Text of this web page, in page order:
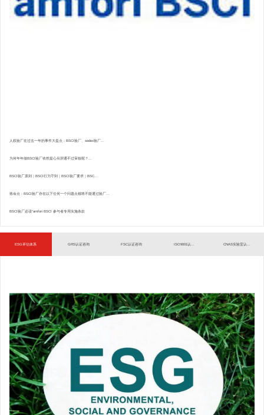
人权验厂在过去一年的事件大盘点：BSCI验厂、sedex验厂...
为何年年做BSCI验厂依然提心吊胆通不过审核呢？...
BSCI验厂原则｜BSCI行为守则｜BSCI验厂要求｜BSC...
致命点：BSCI验厂存在以下任何一个问题点都将不能通过验厂...
BSCI验厂必读”amfori BSCI 参与者专用实施条款
ESG评估体系 GRS认证咨询 FSC认证咨询 ISO9001认... CNAS实验室认...